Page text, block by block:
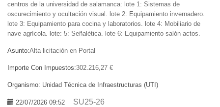
centros de la universidad de salamanca: lote 1: Sistemas de
oscurecimiento y ocultación visual. lote 2: Equipamiento invernadero.
lote 3: Equipamiento para cocina y laboratorios. lote 4: Mobiliario de
nave agrícola. lote: 5: Señalética. lote 6: Equipamiento salón actos.
Asunto:Alta licitación en Portal
Importe Con Impuestos:302.216,27 €
Organismo: Unidad Técnica de Infraestructuras (UTI)
22/07/2026 09:52 SU25-26